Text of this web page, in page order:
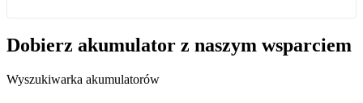
Dobierz akumulator z naszym wsparciem
Wyszukiwarka akumulatorów